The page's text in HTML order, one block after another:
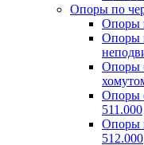
Опоры по
Опоры
Опоры
Опоры
Опоры
511.000
Опоры
512.000